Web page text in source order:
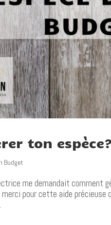
ton espèce?
Budget
me demandait comment
merci pour cette aide